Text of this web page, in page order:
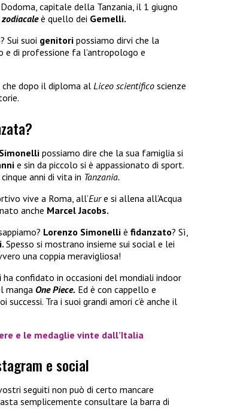
capitale della Tanzania, il 1 giugno
zodiacaleè quello dei Gemelli.
Sui suoi genitori possiamo dirvi che la
e di professione fa l’antropologo e
che dopo il diploma al Liceo scientifico scienze
possiamo dire che la sua famiglia si
e sin da piccolo si è appassionato di sport.
anni di vita in Tanzania.
vive a Roma, all’Eure si allena all’Acqua
anche Marcel Jacobs.
Lorenzo Simonelli è fidanzato? Sì,
Spesso si mostrano insieme sui social e lei
una coppia meravigliosa!
ha confidato in occasioni del mondiali indoor
manga One Piece. Ed è con cappello e
Tra i suoi grandi amori c’è anche il
e le medaglie vinte dall’Italia
e social
seguiti non può di certo mancare
semplicemente consultare la barra di